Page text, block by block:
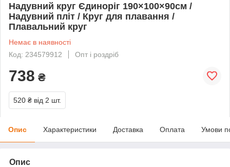
Надувний круг Єдиноріг 190×100×90см /
Надувний пліт / Круг для плавання /
Плавальний круг
Немає в наявності
Код: 234579912
Опт і роздріб
738 ₴
520 ₴ від 2 шт.
Опис Характеристики Доставка Оплата Умови
Опис